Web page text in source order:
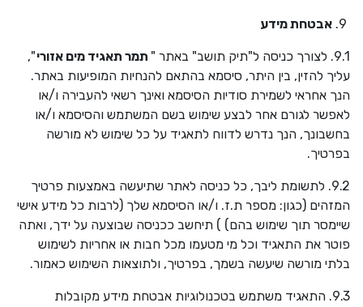
אבטחת מידע
9.1. לצורך כניסה ל"תיק תושב" באתר " תמר תאגיד מים אזורי",
עליך להזין, בין היתר, סיסמא בהתאם להנחיות המופיעות באתר.
הנך אחראי לשמירת סודיות הסיסמא ואינך רשאי להעבירה ו/או
לאפשר לגורם אחר לבצע שימוש בשם המשתמש והסיסמא ו/או
בחשבונך, הנך נדרש לדווח לתאגיד על כל שימוש לא מורשה
בפרטיך.
9.2. לתשומת ליבך, כל כניסה לאתר שתיעשה באמצעות פרטיך
המזהים (כגון: מספר ת.ז. ו/או הסיסמא שלך (לרבות כל מידע אישי
שיימסר תוך שימוש בהם) ) תיחשב ככניסה שבוצעה על ידך, ואתה
פוטר את התאגיד וכל מי מטעמו מכל חבות או אחריות לשימוש
בלתי מורשה שיעשה בשמך, בפרטיך, ולתוצאות השימוש כאמור.
9.3. התאגיד משתמש בטכנולוגיות אבטחת מידע מקובלות